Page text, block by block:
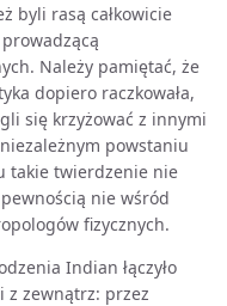
byli rasą całkowicie
Należy pamiętać, że
dopiero raczkowała,
się krzyżować z innymi
powstaniu
takie twierdzenie nie
nie wśród
fizycznych.
Indian łączyło
z zewnątrz: przez